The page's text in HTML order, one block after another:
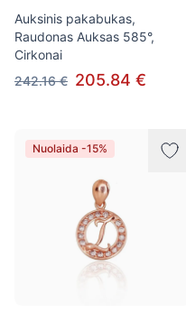
Auksinis pakabukas,
Raudonas Auksas 585°,
Cirkonai
242.16 € 205.84 €
Nuolaida -15%